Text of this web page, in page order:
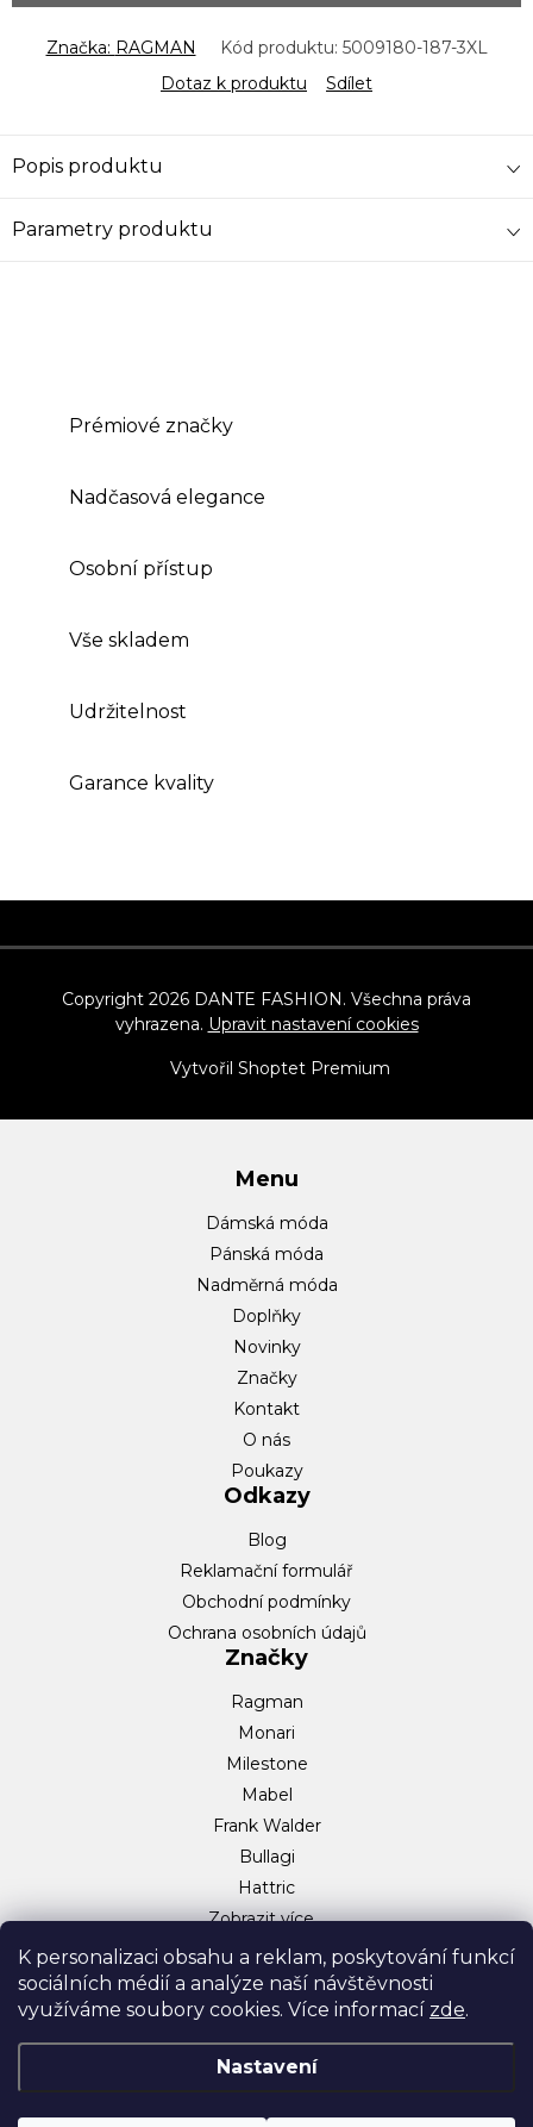
K personalizaci obsahu a reklam, poskytování funkcí
sociálních médií a analýze naší návštěvnosti
využíváme soubory cookies. Více informací zde.
Nastavení
Značka: RAGMAN Kód produktu: 5009180-187-3XL
Dotaz k produktu
Sdílet
Popis produktu
Parametry produktu
Prémiové značky
Nadčasová elegance
Osobní přístup
Vše skladem
Udržitelnost
Garance kvality
á
í
Vytvořil Shoptet Premium
Copyright 2026 DANTE FASHION. Všechna práva
vyhrazena. Upravit nastavení cookies
Menu
Dámská móda
Pánská móda
Nadměrná móda
Doplňky
Novinky
Značky
Kontakt
O nás
Poukazy
Odkazy
Blog
Reklamační formulář
Obchodní podmínky
Ochrana osobních údajů
Značky
Ragman
Monari
Milestone
Mabel
Frank Walder
Bullagi
Hattric
Zobrazit více…
Sociální sítě
Facebook
Instagram
TikTok